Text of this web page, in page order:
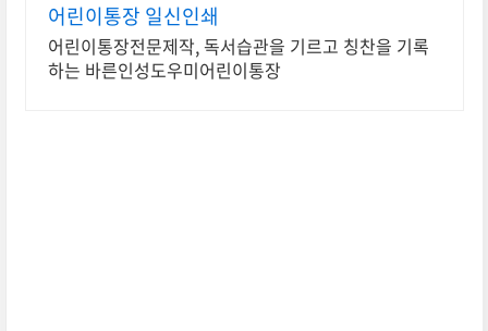
어린이통장 일신인쇄
어린이통장전문제작, 독서습관을 기르고 칭찬을 기록
하는 바른인성도우미어린이통장